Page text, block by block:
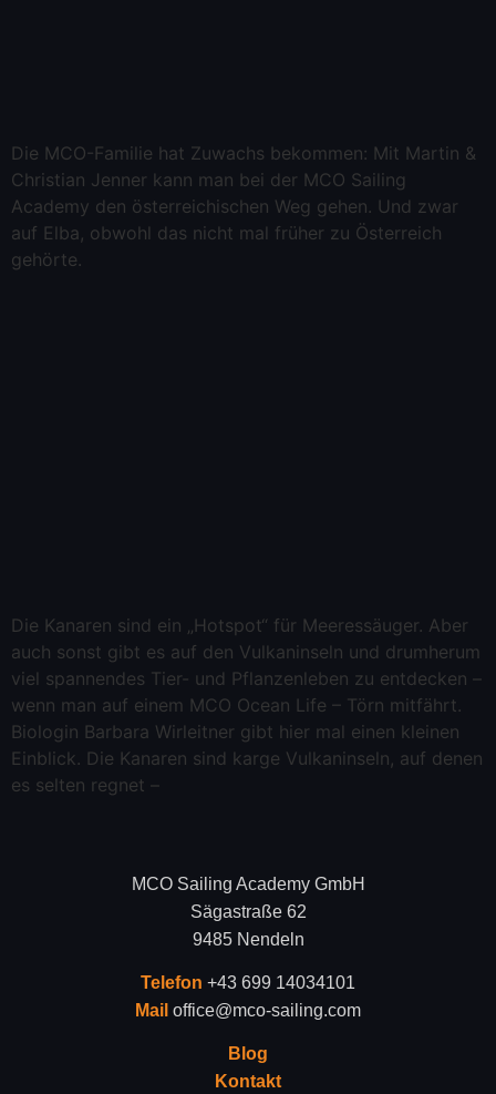
Die MCO-Familie hat Zuwachs bekommen: Mit Martin &
Christian Jenner kann man bei der MCO Sailing
Academy den österreichischen Weg gehen. Und zwar
auf Elba, obwohl das nicht mal früher zu Österreich
gehörte.
Die Kanaren sind ein „Hotspot“ für Meeressäuger. Aber
auch sonst gibt es auf den Vulkaninseln und drumherum
viel spannendes Tier- und Pflanzenleben zu entdecken –
wenn man auf einem MCO Ocean Life – Törn mitfährt.
Biologin Barbara Wirleitner gibt hier mal einen kleinen
Einblick. Die Kanaren sind karge Vulkaninseln, auf denen
es selten regnet –
MCO Sailing Academy GmbH
Sägastraße 62
9485 Nendeln
Telefon +43 699 14034101
Mail office@mco-sailing.com
Blog
Kontakt